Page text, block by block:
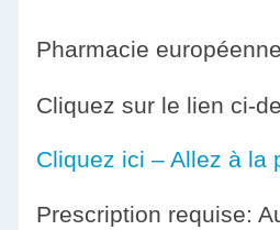
Pharmacie
Cliquez sur le lien ci-
Cliquez ici – Allez à la
Prescription requise: